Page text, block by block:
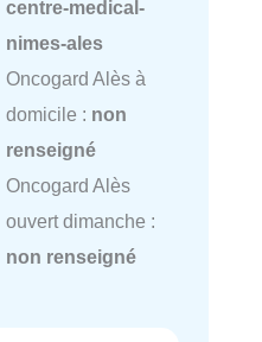
centre-medical-
nimes-ales
Oncogard Alès à
domicile : non
renseigné
Oncogard Alès
ouvert dimanche :
non renseigné